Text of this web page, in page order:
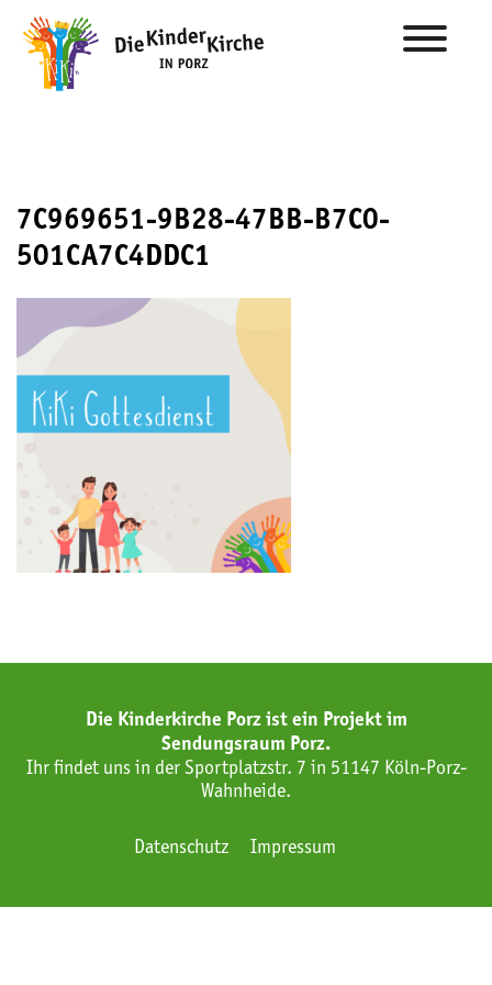
7C969651-9B28-47BB-B7C0-
501CA7C4DDC1
Die Kinderkirche Porz ist ein Projekt im
Sendungsraum Porz.
Ihr findet uns in der Sportplatzstr. 7 in 51147 Köln-Porz-
Wahnheide.
Datenschutz Impressum